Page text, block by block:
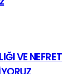
VE NEFRET